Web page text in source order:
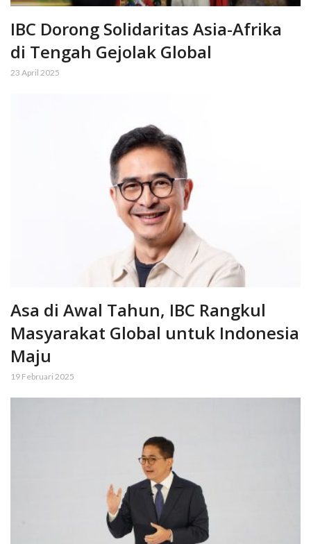
IBC Dorong Solidaritas Asia-Afrika
di Tengah Gejolak Global
23 April 2025
Asa di Awal Tahun, IBC Rangkul
Masyarakat Global untuk Indonesia
Maju
19 Februari 2025